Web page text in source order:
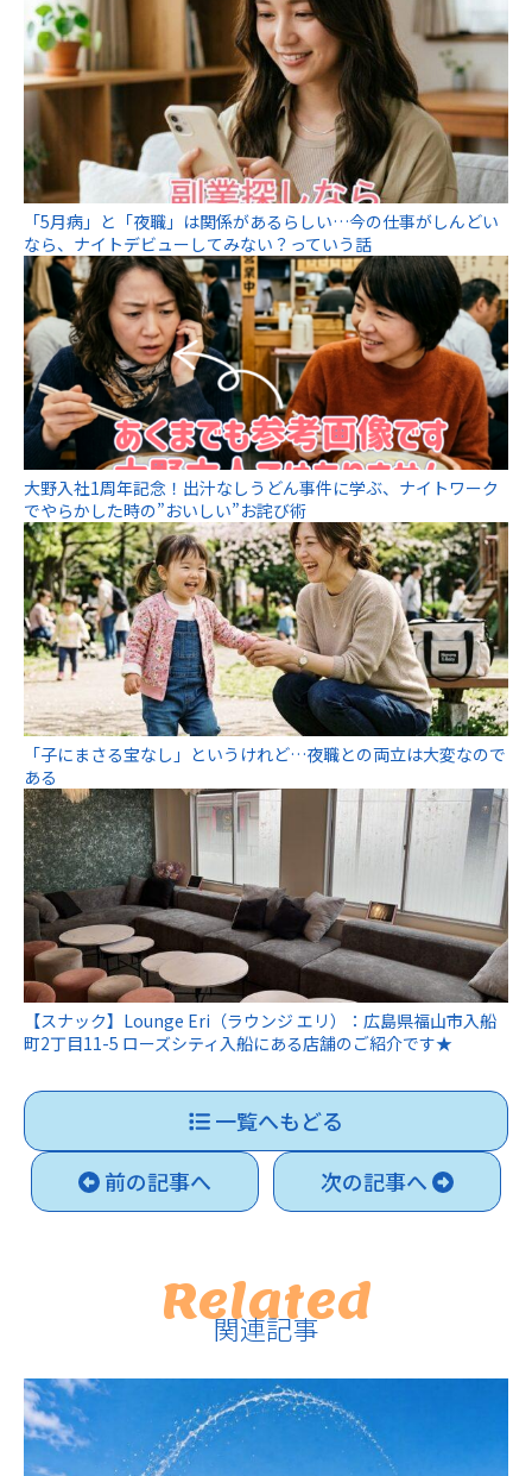
「5月病」と「夜職」は関係があるらしい…今の仕事がしんどい
なら、ナイトデビューしてみない？っていう話
大野入社1周年記念！出汁なしうどん事件に学ぶ、ナイトワーク
でやらかした時の”おいしい”お詫び術
「子にまさる宝なし」というけれど…夜職との両立は大変なので
ある
【スナック】Lounge Eri（ラウンジ エリ）：広島県福山市入船
町2丁目11-5 ローズシティ入船にある店舗のご紹介です★
一覧へもどる
前の記事へ
次の記事へ
Related
関連記事